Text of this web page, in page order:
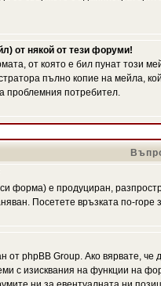
от някой от тези форуми!
от която е бил пунат този
пълно копие на мейла,
проблемния потребител.
форма) е продуциран,
Посетете връзката по-горе
от phpBB Group. Ако вярвате,
с изисквания на функции на